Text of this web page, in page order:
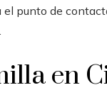
punto de
en